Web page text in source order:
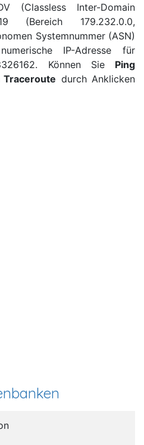
(Classless Inter-Domain
(Bereich 179.232.0.0,
Systemnummer (ASN)
IP-Adresse für
Können Sie Ping
Traceroute durch Anklicken